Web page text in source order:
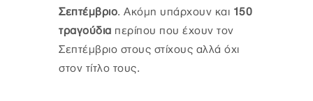
Σεπτέμβριο. Ακόμη υπάρχουν και 150
τραγούδια περίπου που έχουν τον
Σεπτέμβριο στους στίχους αλλά όχι
στον τίτλο τους.